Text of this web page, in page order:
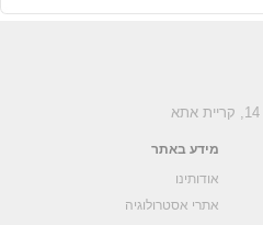
מידע באתר
אודותינו
אתרי אסטרולוגיה